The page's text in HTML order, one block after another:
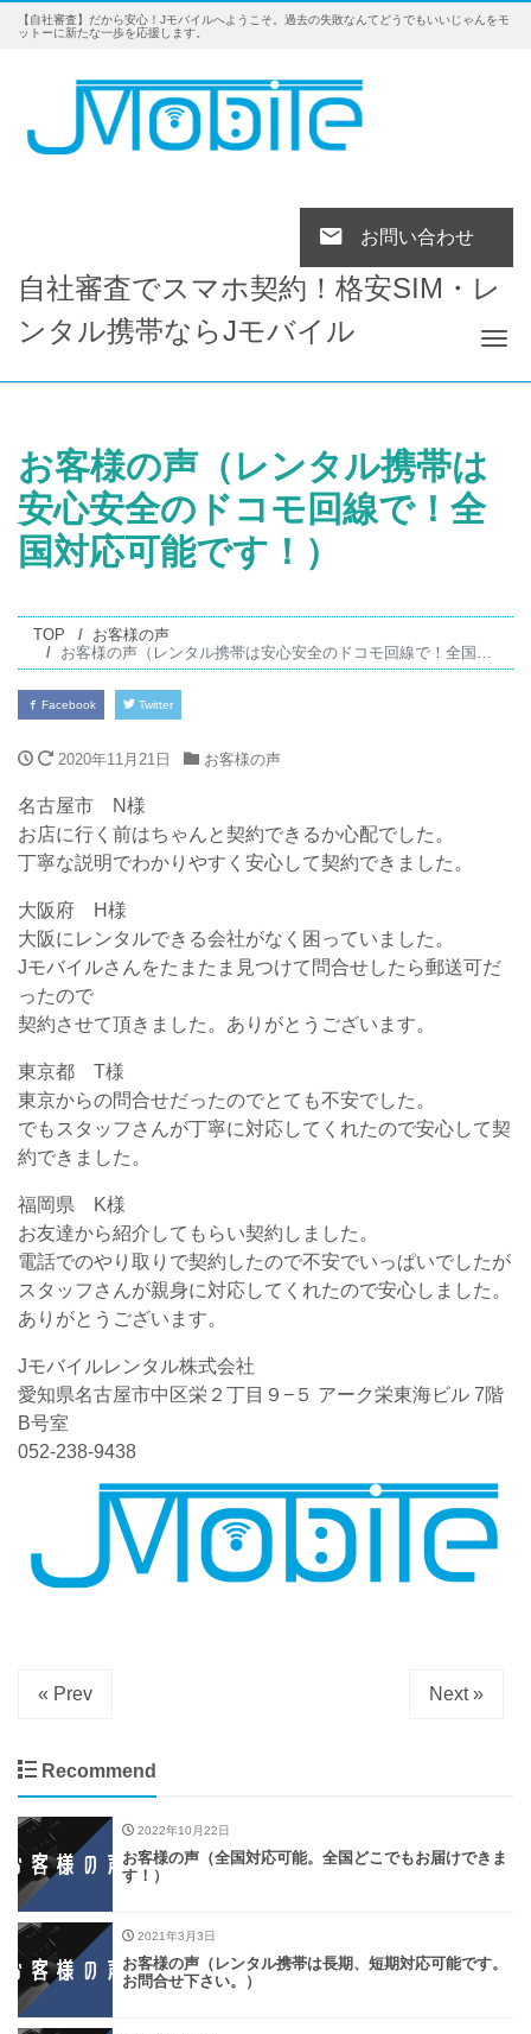
【自社審査】だから安心！Jモバイルへようこそ。過去の失敗なんてどうでもいいじゃんをモ
ットーに新たな一歩を応援します。
お問い合わせ
自社審査でスマホ契約！格安SIM・レ
ンタル携帯ならJモバイル
お客様の声（レンタル携帯は
安心安全のドコモ回線で！全
国対応可能です！）
TOP
お客様の声
お客様の声（レンタル携帯は安心安全のドコモ回線で！全国対応可能です！）
Facebook Twitter
2020年11月21日 お客様の声
名古屋市 N様
お店に行く前はちゃんと契約できるか心配でした。
丁寧な説明でわかりやすく安心して契約できました。
大阪府 H様
大阪にレンタルできる会社がなく困っていました。
Jモバイルさんをたまたま見つけて問合せしたら郵送可だ
ったので
契約させて頂きました。ありがとうございます。
東京都 T様
東京からの問合せだったのでとても不安でした。
でもスタッフさんが丁寧に対応してくれたので安心して契
約できました。
福岡県 K様
お友達から紹介してもらい契約しました。
電話でのやり取りで契約したので不安でいっぱいでしたが
スタッフさんが親身に対応してくれたので安心しました。
ありがとうございます。
Jモバイルレンタル株式会社
愛知県名古屋市中区栄２丁目９−５ アーク栄東海ビル 7階
B号室
052-238-9438
« Prev Next »
Recommend
2022年10月22日
お客様の声（全国対応可能。全国どこでもお届けできま
す！）
2021年3月3日
お客様の声（レンタル携帯は長期、短期対応可能です。
お問合せ下さい。）